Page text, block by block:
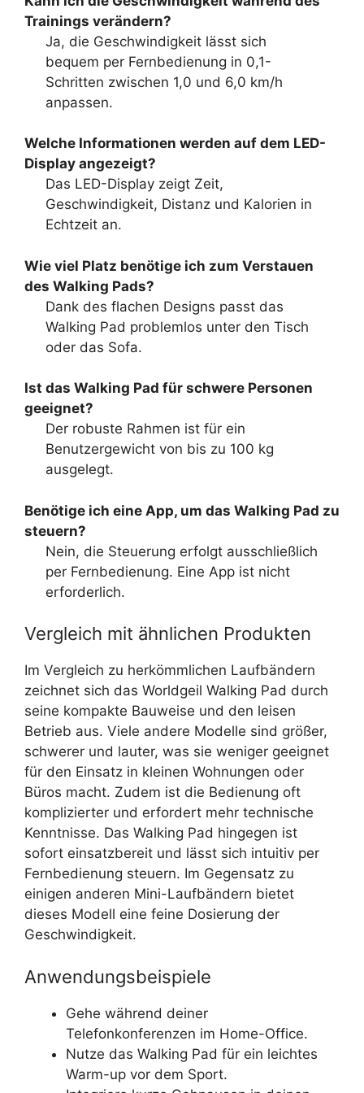
Trainings verändern?
Ja, die Geschwindigkeit lässt sich
bequem per Fernbedienung in 0,1-
Schritten zwischen 1,0 und 6,0 km/h
anpassen.
Welche Informationen werden auf dem LED-
Display angezeigt?
Das LED-Display zeigt Zeit,
Geschwindigkeit, Distanz und Kalorien in
Echtzeit an.
Wie viel Platz benötige ich zum Verstauen
des Walking Pads?
Dank des flachen Designs passt das
Walking Pad problemlos unter den Tisch
oder das Sofa.
Ist das Walking Pad für schwere Personen
geeignet?
Der robuste Rahmen ist für ein
Benutzergewicht von bis zu 100 kg
ausgelegt.
Benötige ich eine App, um das Walking Pad zu
steuern?
Nein, die Steuerung erfolgt ausschließlich
per Fernbedienung. Eine App ist nicht
erforderlich.
Vergleich mit ähnlichen Produkten
Im Vergleich zu herkömmlichen Laufbändern
zeichnet sich das Worldgeil Walking Pad durch
seine kompakte Bauweise und den leisen
Betrieb aus. Viele andere Modelle sind größer,
schwerer und lauter, was sie weniger geeignet
für den Einsatz in kleinen Wohnungen oder
Büros macht. Zudem ist die Bedienung oft
komplizierter und erfordert mehr technische
Kenntnisse. Das Walking Pad hingegen ist
sofort einsatzbereit und lässt sich intuitiv per
Fernbedienung steuern. Im Gegensatz zu
einigen anderen Mini-Laufbändern bietet
dieses Modell eine feine Dosierung der
Geschwindigkeit.
Anwendungsbeispiele
Gehe während deiner
Telefonkonferenzen im Home-Office.
Nutze das Walking Pad für ein leichtes
Warm-up vor dem Sport.